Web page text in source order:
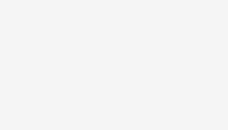
开通，开放时间12小时。请有调剂意